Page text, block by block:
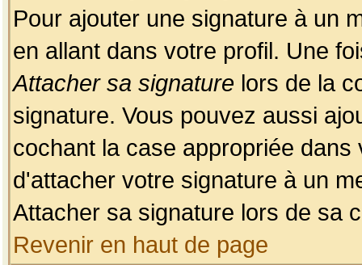
Pour ajouter une signature à un
en allant dans votre profil. Une
Attacher sa signature lors de la
signature. Vous pouvez aussi
cochant la case appropriée
d'attacher votre signature à un
Attacher sa signature lors de sa
Revenir en haut de page